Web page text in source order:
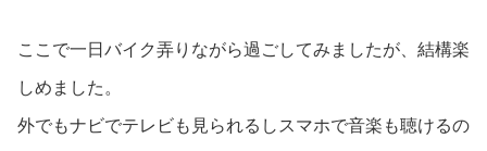
ここで一日バイク弄りながら過ごしてみましたが、結構楽
しめました。
外でもナビでテレビも見られるしスマホで音楽も聴けるの